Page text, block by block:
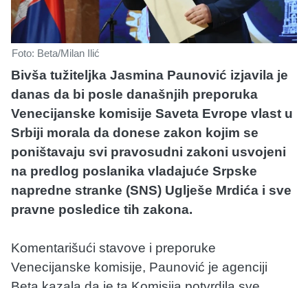
Foto: Beta/Milan Ilić
Bivša tužiteljka Jasmina Paunović izjavila je
danas da bi posle današnjih preporuka
Venecijanske komisije Saveta Evrope vlast u
Srbiji morala da donese zakon kojim se
poništavaju svi pravosudni zakoni usvojeni
na predlog poslanika vladajuće Srpske
napredne stranke (SNS) Uglješe Mrdića i sve
pravne posledice tih zakona.
Komentarišući stavove i preporuke
Venecijanske komisije, Paunović je agenciji